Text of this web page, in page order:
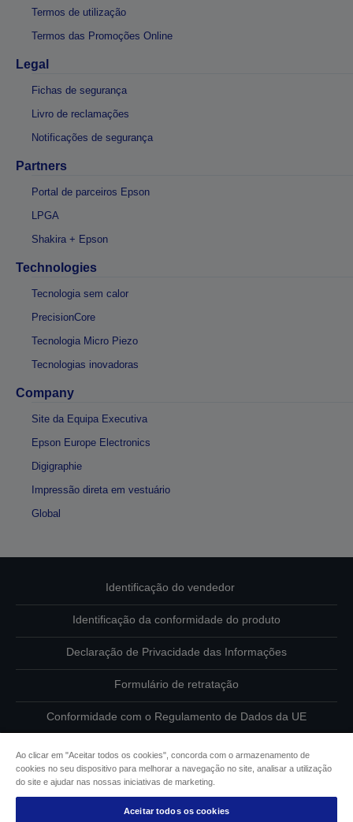
Termos de utilização
Termos das Promoções Online
Legal
Fichas de segurança
Livro de reclamações
Notificações de segurança
Partners
Portal de parceiros Epson
LPGA
Shakira + Epson
Technologies
Tecnologia sem calor
PrecisionCore
Tecnologia Micro Piezo
Tecnologias inovadoras
Company
Site da Equipa Executiva
Epson Europe Electronics
Digigraphie
Impressão direta em vestuário
Global
Identificação do vendedor
Identificação da conformidade do produto
Declaração de Privacidade das Informações
Formulário de retratação
Conformidade com o Regulamento de Dados da UE
Informações sobre cookies
Compromisso da Epson para com a acessibilidade
Ao clicar em "Aceitar todos os cookies", concorda com o armazenamento de
cookies no seu dispositivo para melhorar a navegação no site, analisar a utilização
do site e ajudar nas nossas iniciativas de marketing.
Aceitar todos os cookies